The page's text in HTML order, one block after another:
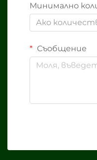
Минимално
Ако
Съобщение